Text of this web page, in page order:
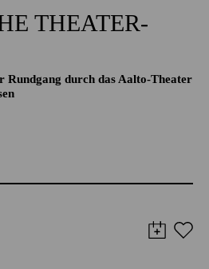
THEATER­
Rundgang durch das Aalto-Theater